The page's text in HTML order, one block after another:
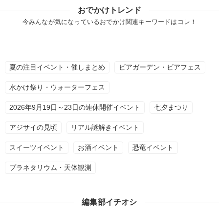
おでかけトレンド
今みんなが気になっているおでかけ関連キーワードはコレ！
夏の注目イベント・催しまとめ ビアガーデン・ビアフェス
水かけ祭り・ウォーターフェス
2026年9月19日～23日の連休開催イベント 七夕まつり
アジサイの見頃 リアル謎解きイベント
スイーツイベント お酒イベント 恐竜イベント
プラネタリウム・天体観測
編集部イチオシ